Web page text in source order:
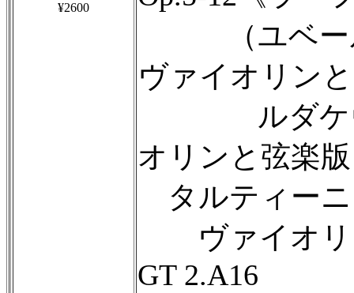
¥2600
（ユベール
ヴァイオリン
ルダケヴ
オリンと弦楽
タルティー
ヴァイオリ
GT 2.A16